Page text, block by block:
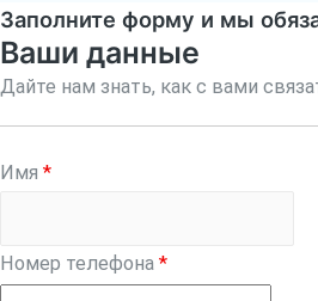
Заполните форму и мы
Ваши данные
Дайте нам знать, как с вами
Имя *
Номер телефона *